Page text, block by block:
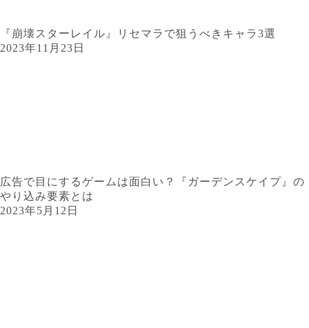
『崩壊スターレイル』リセマラで狙うべきキャラ3選
2023年11月23日
広告で目にするゲームは面白い？『ガーデンスケイプ』の
やり込み要素とは
2023年5月12日